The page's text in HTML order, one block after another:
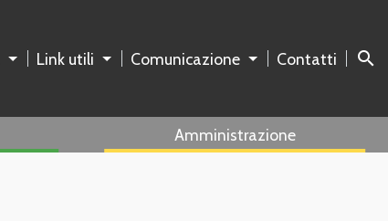
Link utili Comunicazione Contatti search
Amministrazione